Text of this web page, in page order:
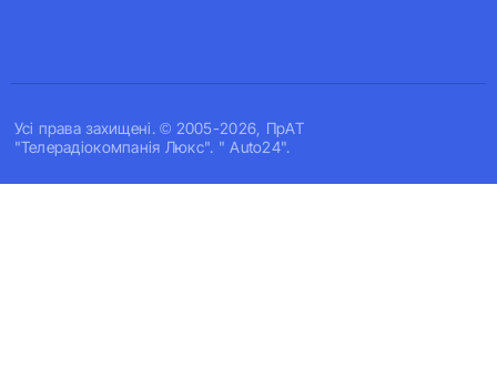
Усi права захищенi. © 2005-2026, ПрАТ
"Телерадіокомпанія Люкс". " Auto24".